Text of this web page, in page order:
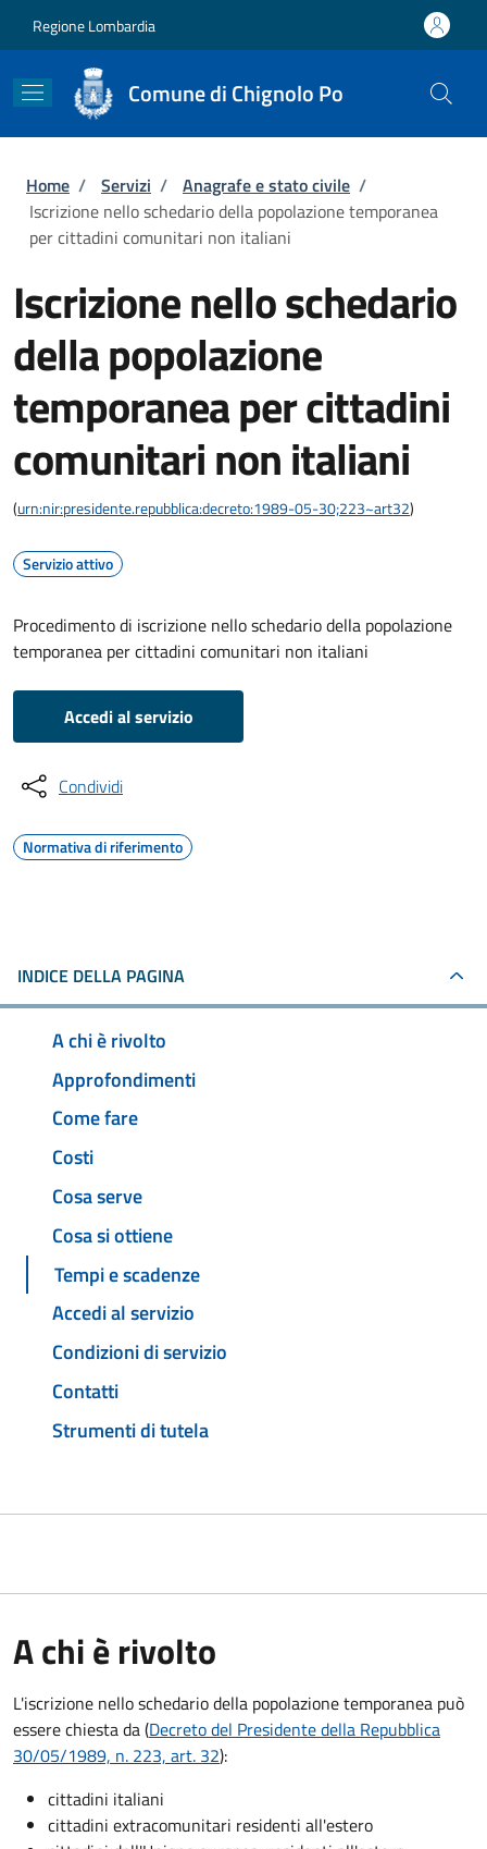
Regione Lombardia
Comune di Chignolo Po
Briciole di pane
Home / Servizi / Anagrafe e stato civile /
Iscrizione nello schedario della popolazione temporanea
per cittadini comunitari non italiani
Iscrizione nello schedario
della popolazione
temporanea per cittadini
comunitari non italiani
(urn:nir:presidente.repubblica:decreto:1989-05-30;223~art32)
Servizio attivo
Procedimento di iscrizione nello schedario della popolazione
temporanea per cittadini comunitari non italiani
Accedi al servizio
Condividi
Normativa di riferimento
INDICE DELLA PAGINA
A chi è rivolto
Approfondimenti
Come fare
Costi
Cosa serve
Cosa si ottiene
Tempi e scadenze
Accedi al servizio
Condizioni di servizio
Contatti
Strumenti di tutela
A chi è rivolto
L'iscrizione nello schedario della popolazione temporanea può
essere chiesta da (Decreto del Presidente della Repubblica
30/05/1989, n. 223, art. 32):
cittadini italiani
cittadini extracomunitari residenti all'estero